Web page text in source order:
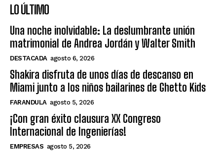
LO ÚLTIMO
Una noche inolvidable: La deslumbrante unión
matrimonial de Andrea Jordán y Walter Smith
DESTACADA agosto 6, 2026
Shakira disfruta de unos días de descanso en
Miami junto a los niños bailarines de Ghetto Kids
FARANDULA agosto 5, 2026
¡Con gran éxito clausura XX Congreso
Internacional de Ingenierías!
EMPRESAS agosto 5, 2026